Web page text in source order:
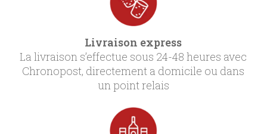
Livraison express
La livraison s’effectue sous 24-48 heures avec
Chronopost, directement a domicile ou dans
un point relais